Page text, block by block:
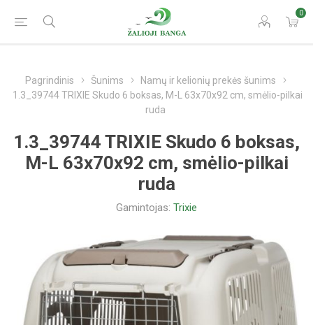
0
Pagrindinis Šunims
Namų ir kelionių prekės šunims
1.3_39744 TRIXIE Skudo 6 boksas, M-L 63x70x92 cm, smėlio-pilkai
ruda
1.3_39744 TRIXIE Skudo 6 boksas,
M-L 63x70x92 cm, smėlio-pilkai
ruda
Gamintojas: Trixie